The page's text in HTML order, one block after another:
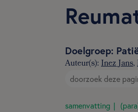
Doelgroep:
Auteur(s):Inez Jans,
samenvatting